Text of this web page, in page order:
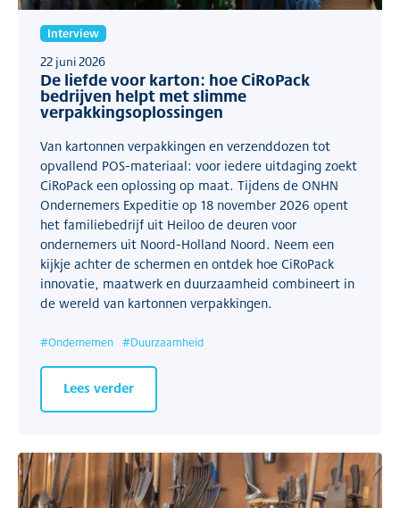
Interview
22 juni 2026
De liefde voor karton: hoe CiRoPack
bedrijven helpt met slimme
verpakkingsoplossingen
Van kartonnen verpakkingen en verzenddozen tot
opvallend POS-materiaal: voor iedere uitdaging zoekt
CiRoPack een oplossing op maat. Tijdens de ONHN
Ondernemers Expeditie op 18 november 2026 opent
het familiebedrijf uit Heiloo de deuren voor
ondernemers uit Noord-Holland Noord. Neem een
kijkje achter de schermen en ontdek hoe CiRoPack
innovatie, maatwerk en duurzaamheid combineert in
de wereld van kartonnen verpakkingen.
#Ondernemen #Duurzaamheid
Lees verder